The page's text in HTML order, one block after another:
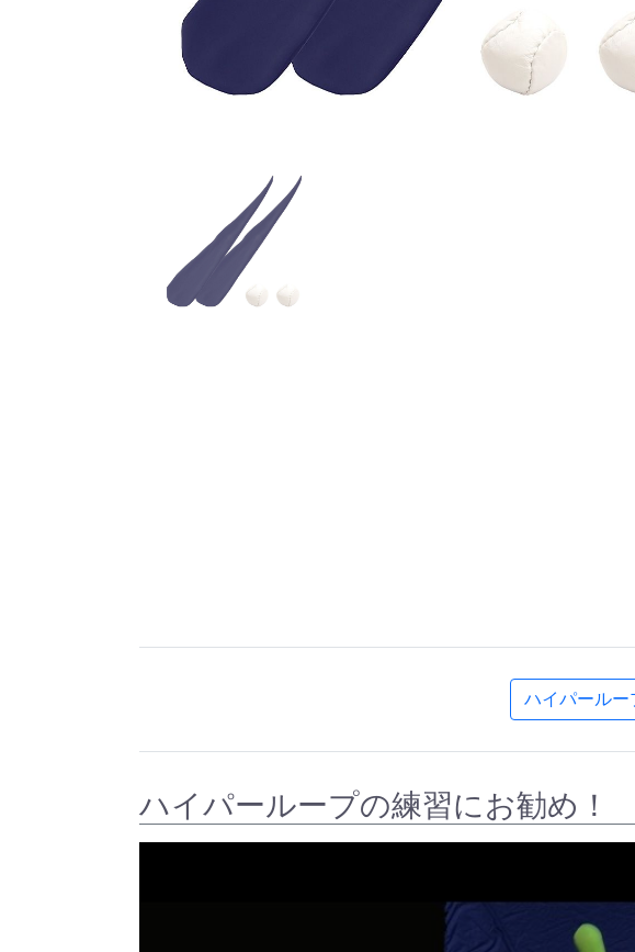
ハイパールー
ハイパーループの練習にお勧め！